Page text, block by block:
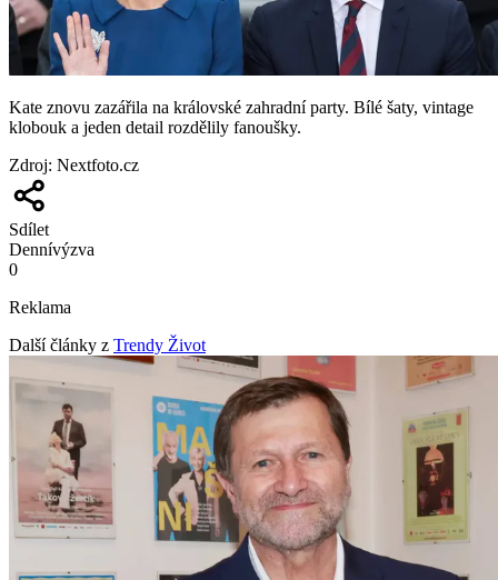
Kate znovu zazářila na královské zahradní party. Bílé šaty, vintage
klobouk a jeden detail rozdělily fanoušky.
Zdroj: Nextfoto.cz
Sdílet
Dennívýzva
0
Reklama
Další články z Trendy Život